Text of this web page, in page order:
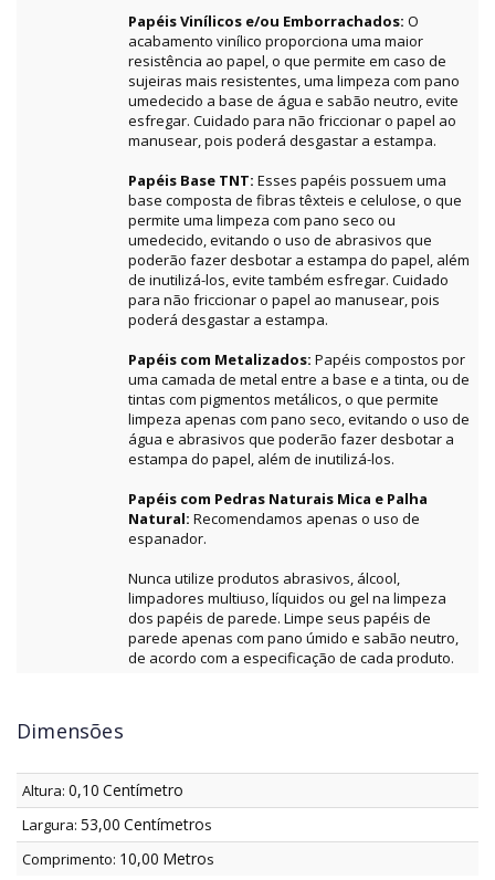
Papéis Vinílicos e/ou Emborrachados: O
acabamento vinílico proporciona uma maior
resistência ao papel, o que permite em caso de
sujeiras mais resistentes, uma limpeza com pano
umedecido a base de água e sabão neutro, evite
esfregar. Cuidado para não friccionar o papel ao
manusear, pois poderá desgastar a estampa.
Papéis Base TNT: Esses papéis possuem uma
base composta de fibras têxteis e celulose, o que
permite uma limpeza com pano seco ou
umedecido, evitando o uso de abrasivos que
poderão fazer desbotar a estampa do papel, além
de inutilizá-los, evite também esfregar. Cuidado
para não friccionar o papel ao manusear, pois
poderá desgastar a estampa.
Papéis com Metalizados: Papéis compostos por
uma camada de metal entre a base e a tinta, ou de
tintas com pigmentos metálicos, o que permite
limpeza apenas com pano seco, evitando o uso de
água e abrasivos que poderão fazer desbotar a
estampa do papel, além de inutilizá-los.
Papéis com Pedras Naturais Mica e Palha
Natural: Recomendamos apenas o uso de
espanador.
Nunca utilize produtos abrasivos, álcool,
limpadores multiuso, líquidos ou gel na limpeza
dos papéis de parede. Limpe seus papéis de
parede apenas com pano úmido e sabão neutro,
de acordo com a especificação de cada produto.
Dimensões
Altura: 0,10 Centímetro
Largura: 53,00 Centímetros
Comprimento: 10,00 Metros